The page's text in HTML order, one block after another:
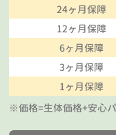
24ヶ月保障
12ヶ月保障
6ヶ月保障
3ヶ月保障
1ヶ月保障
※価格=生体価格+安心